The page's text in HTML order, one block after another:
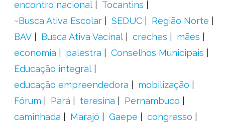
encontro nacional
Tocantins
~Busca Ativa Escolar
SEDUC
Região Norte
BAV
Busca Ativa Vacinal creches
mães
economia
palestra
Conselhos Municipais
Educação integral
educação empreendedora
mobilização
Fórum
Pará teresina
Pernambuco
caminhada
Marajó Gaepe congresso